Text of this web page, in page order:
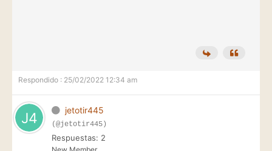
Respondido : 25/02/2022 12:34 am
jetotir445
(@jetotir445)
Respuestas: 2